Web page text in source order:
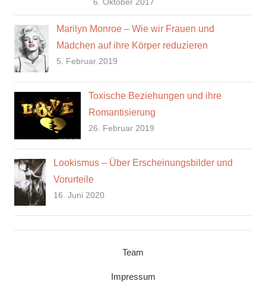
6. Oktober 2017
Marilyn Monroe – Wie wir Frauen und
Mädchen auf ihre Körper reduzieren
5. Februar 2019
Toxische Beziehungen und ihre
Romantisierung
26. Februar 2019
Lookismus – Über Erscheinungsbilder und
Vorurteile
16. Juni 2020
Team
Impressum